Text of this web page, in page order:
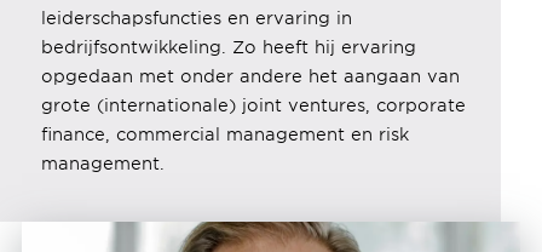
leiderschapsfuncties en ervaring in
bedrijfsontwikkeling. Zo heeft hij ervaring
opgedaan met onder andere het aangaan van
grote (internationale) joint ventures, corporate
finance, commercial management en risk
management.